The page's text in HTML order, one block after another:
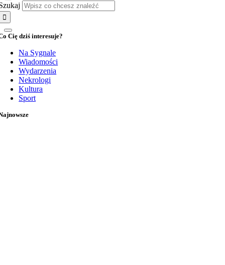
Cię dziś interesuje?
Na Sygnale
Wiadomości
Wydarzenia
Nekrologi
Kultura
Sport